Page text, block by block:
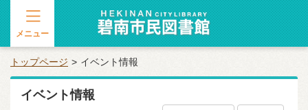
メニュー
トップページ イベント情報
イベント情報